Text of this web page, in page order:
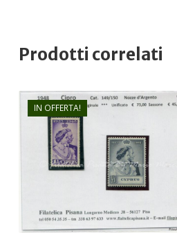
Prodotti correlati
IN OFFERTA!
€45,00
25,00